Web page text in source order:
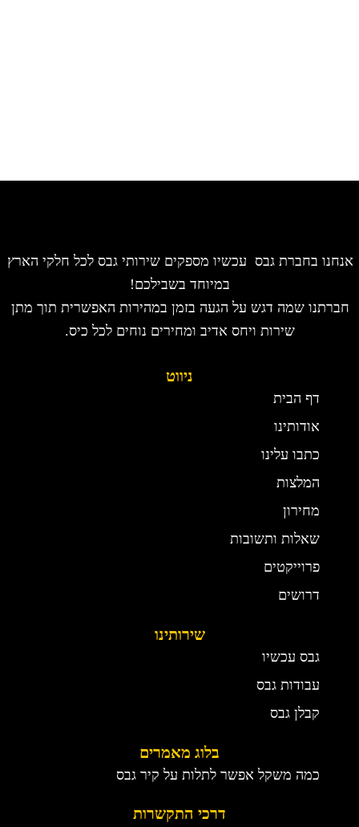
אנחנו בחברת גבס עכשיו מספקים שירותי גבס לכל חלקי הארץ
במיוחד בשבילכם!
חברתנו שמה דגש על הגעה בזמן במהירות האפשרית תוך מתן
שירות ויחס אדיב ומחירים נוחים לכל כיס.
ניווט
דף הבית
אודותינו
כתבו עלינו
המלצות
מחירון
שאלות ותשובות
פרוייקטים
דרושים
שירותינו
גבס עכשיו
עבודות גבס
קבלן גבס
בלוג מאמרים
כמה משקל אפשר לתלות על קיר גבס
דרכי התקשרות